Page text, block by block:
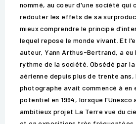
nommé, au coeur d'une société qui
redouter les effets de sa
mieux comprendre le principe
lequel repose le monde vivant. Et
auteur, Yann Arthus-Bertrand, a eu
rythme de la société. Obsédé par
aérienne depuis plus de trente
photographe avait commencé à en
potentiel en 1994, lorsque l'Unesco
ambitieux projet La Terre vue du